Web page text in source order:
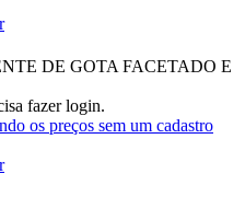
DE GOTA FACETADO E
fazer login.
os preços sem um cadastro